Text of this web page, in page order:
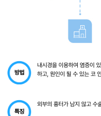
방법
내시경을 이용하여 염증이
하고, 원인이 될 수 있는 코
특징
외부의 흉터가 남지 않고 수